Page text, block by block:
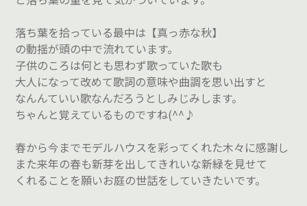
落ち葉を拾っている最中は【真っ赤な秋】
の動揺が頭の中で流れています。
子供のころは何とも思わず歌っていた歌も
大人になって改めて歌詞の意味や曲調を思い出すと
なんんていい歌なんだろうとしみじみします。
ちゃんと覚えているものですね(^^♪
春から今までモデルハウスを彩ってくれた木々に感謝し
また来年の春も新芽を出してきれいな新緑を見せて
くれることを願いお庭の世話をしていきたいです。